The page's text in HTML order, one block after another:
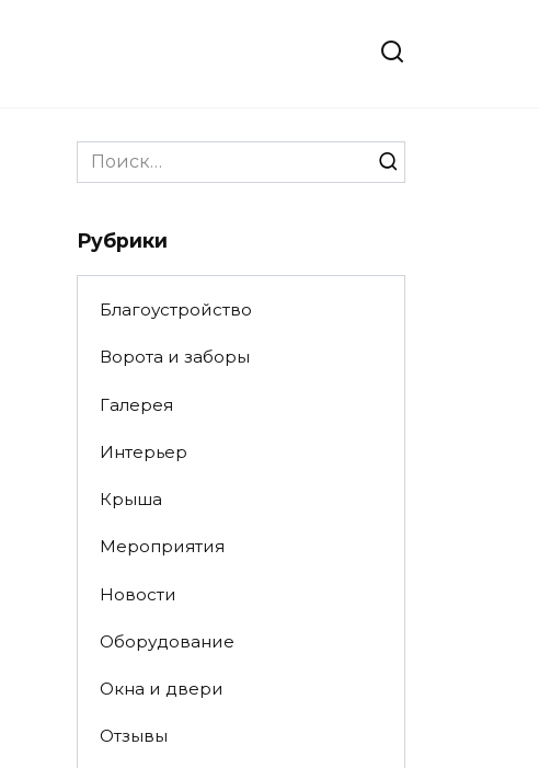
Search
for:
Рубрики
Благоустройство
Ворота и заборы
Галерея
Интерьер
Крыша
Мероприятия
Новости
Оборудование
Окна и двери
Отзывы